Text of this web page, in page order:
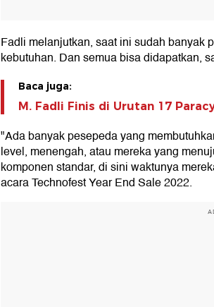
Fadli melanjutkan, saat ini sudah banyak
kebutuhan. Dan semua bisa didapatkan,
Baca juga:
M. Fadli Finis di Urutan 17
"Ada banyak pesepeda yang
level, menengah, atau mereka yang
komponen standar, di sini waktunya
acara Technofest Year End Sale 2022.